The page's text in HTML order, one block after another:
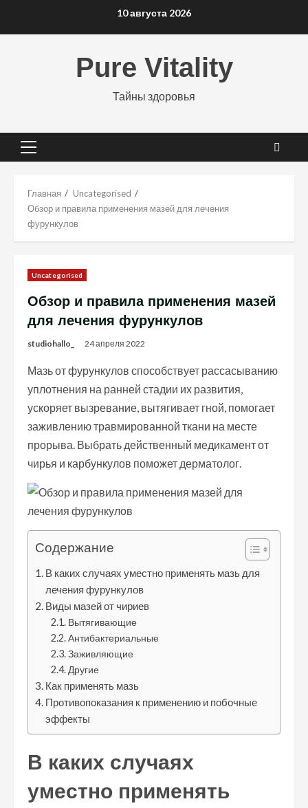
10 августа 2026
Pure Vitality
Тайны здоровья
Основное
Главная
Uncategorised
Обзор и правила применения мазей для лечения
фурункулов
Uncategorised
Обзор и правила применения мазей
для лечения фурункулов
studiohallo_ 24 апреля 2022
Мазь от фурункулов способствует рассасыванию
уплотнения на ранней стадии их развития,
ускоряет вызревание, вытягивает гной, помогает
заживлению травмированной ткани на месте
прорыва. Выбрать действенный медикамент от
чирья и карбункулов поможет дерматолог.
Содержание
В каких случаях уместно применять мазь для
лечения фурункулов
Виды мазей от чириев
Вытягивающие
Антибактериальные
Заживляющие
Другие
Как применять мазь
Противопоказания к применению и побочные
эффекты
В каких случаях
уместно применять